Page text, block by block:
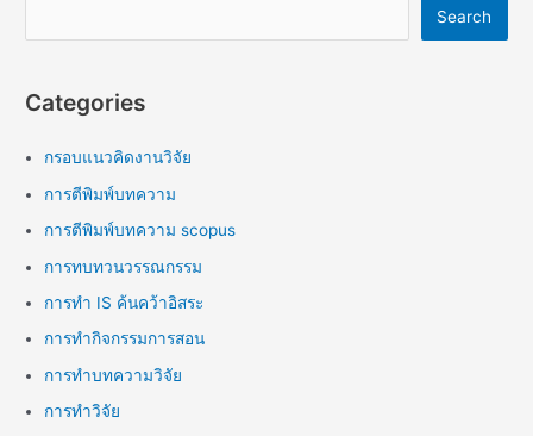
Search
Categories
กรอบแนวคิดงานวิจัย
การตีพิมพ์บทความ
การตีพิมพ์บทความ scopus
การทบทวนวรรณกรรม
การทำ IS ค้นคว้าอิสระ
การทำกิจกรรมการสอน
การทำบทความวิจัย
การทำวิจัย